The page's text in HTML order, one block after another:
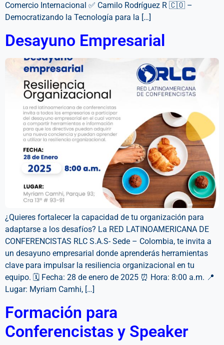
Comercio Internacional ✅ Camilo Rodríguez R 🇨🇴 –
Democratizando la Tecnología para la […]
Desayuno Empresarial
¿Quieres fortalecer la capacidad de tu organización para
adaptarse a los desafíos? La RED LATINOAMERICANA DE
CONFERENCISTAS RLC S.A.S- Sede – Colombia, te invita a
un desayuno empresarial donde aprenderás herramientas
clave para impulsar la resiliencia organizacional en tu
equipo. 🗓 Fecha: 28 de enero de 2025 ⏰ Hora: 8:00 a.m. 📍
Lugar: Myriam Camhi, […]
Formación para
Conferencistas y Speaker